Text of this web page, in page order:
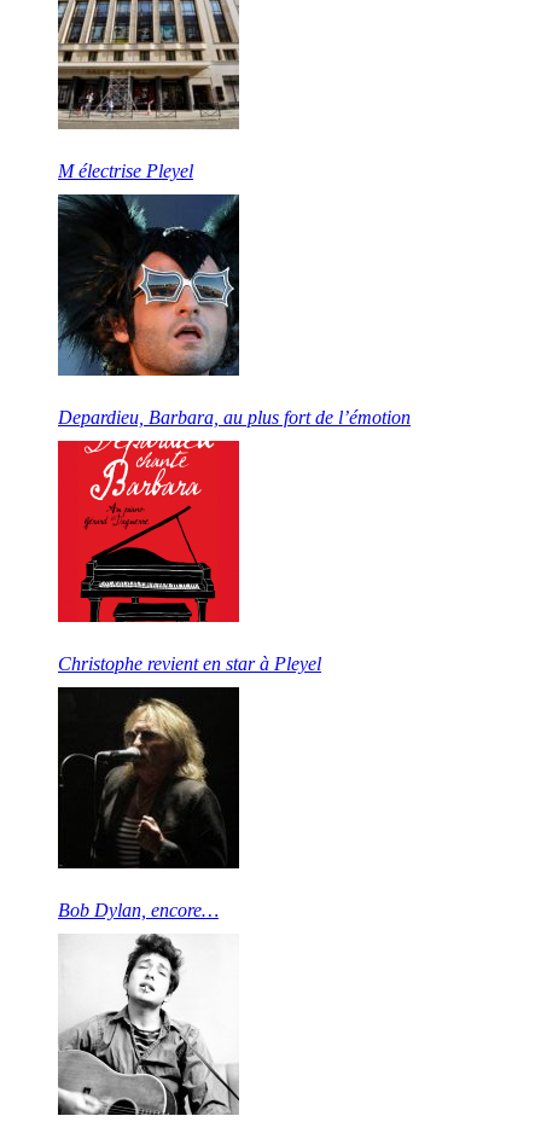
M électrise Pleyel
Depardieu, Barbara, au plus fort de l’émotion
Christophe revient en star à Pleyel
Bob Dylan, encore…